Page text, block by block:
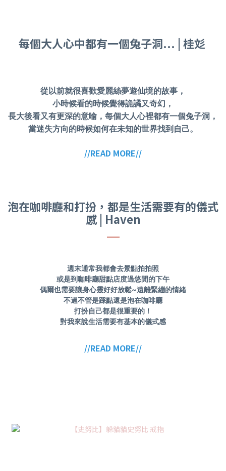
每個大人心中都有一個兔子洞... | 桂彣
從以前就很喜歡愛麗絲夢遊仙境的故事，
小時候看的時候覺得詭譎又奇幻，
長大後看又有更深的意喻，每個大人心裡都有一個兔子洞，
當迷失方向的時候如何在未知的世界找到自己。
//READ MORE//
泡在咖啡廳和打扮，都是生活需要有的儀式
感 | Haven
週末通常我都會去景點拍拍照
或是到咖啡廳甜點店度過悠閒的下午
偶爾也需要讓身心靈好好放鬆~遠離緊繃的情緒
不過不管是踩點還是泡在咖啡廳
打扮自己都是很重要的！
對我來說生活需要有基本的儀式感
//READ MORE//